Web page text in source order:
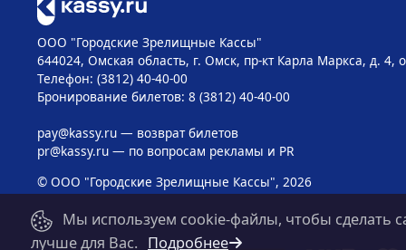
ООО "Городские Зрелищные Кассы"
644024, Омская область, г. Омск, пр-кт Карла Маркса, д. 4,
Телефон: (3812) 40-40-00
Бронирование билетов: 8 (3812) 40-40-00
pay@kassy.ru— возврат билетов
pr@kassy.ru— по вопросам рекламы и PR
© ООО "Городские Зрелищные Кассы", 2026
Мы используем cookie-файлы, чтобы сделать
лучше для Вас. Подробнее